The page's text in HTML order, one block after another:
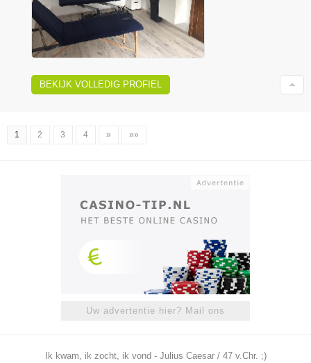
BEKIJK VOLLEDIG PROFIEL
1 2 3 4 » »»
Uw advertentie hier? Mail ons
Ik kwam, ik zocht, ik vond - Julius Caesar / 47 v.Chr. ;)